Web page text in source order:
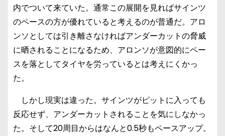
内でついて来ていた。通常この展開を見ればサインツ
のペースの方が優れていると考えるのが普通だ。アロ
ンソとしては引き離さなければアンダーカットの脅威
に晒されることになるため、アロンソが意図的にペー
スを落としてタイヤを労っているとは考えにくかっ
た。
しかし現実は違った。サインツがピットに入っても
反応せず、アンダーカットされることを気にしなかっ
た。そして20周目からはなんと0.5秒もペースアップ。